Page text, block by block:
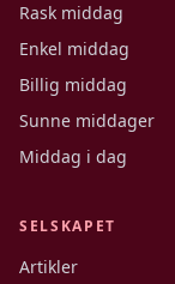
Rask middag
Enkel middag
Billig middag
Sunne middager
Middag i dag
SELSKAPET
Artikler